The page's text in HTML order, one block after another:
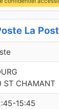
La
ST CHAMANT
15:45